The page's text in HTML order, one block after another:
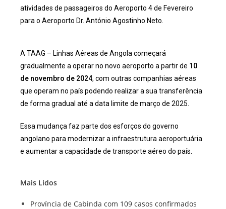
atividades de passageiros do Aeroporto 4 de Fevereiro
para o Aeroporto Dr. António Agostinho Neto.
A TAAG – Linhas Aéreas de Angola começará
gradualmente a operar no novo aeroporto a partir de 10
de novembro de 2024, com outras companhias aéreas
que operam no país podendo realizar a sua transferência
de forma gradual até a data limite de março de 2025.
Essa mudança faz parte dos esforços do governo
angolano para modernizar a infraestrutura aeroportuária
e aumentar a capacidade de transporte aéreo do país.
Mais Lidos
Província de Cabinda com 109 casos confirmados